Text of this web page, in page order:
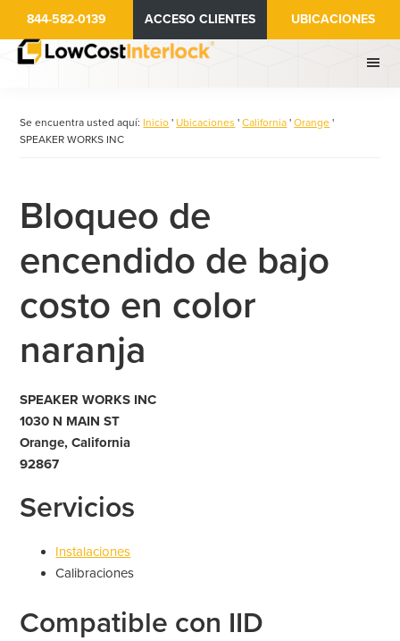
contenido
844-582-0139 ACCESO CLIENTES UBICACIONES
Se encuentra usted aquí: Inicio ' Ubicaciones ' California ' Orange '
SPEAKER WORKS INC
Bloqueo de
encendido de bajo
costo en color
naranja
SPEAKER WORKS INC
1030 N MAIN ST
Orange, California
92867
Servicios
Instalaciones
Calibraciones
Compatible con IID